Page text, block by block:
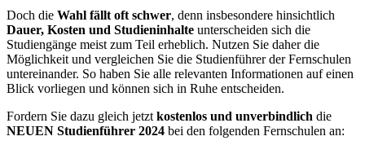
Doch die Wahl fällt oft schwer, denn insbesondere hinsichtlich
Dauer, Kosten und Studieninhalte unterscheiden sich die
Studiengänge meist zum Teil erheblich. Nutzen Sie daher die
Möglichkeit und vergleichen Sie die Studienführer der Fernschulen
untereinander. So haben Sie alle relevanten Informationen auf einen
Blick vorliegen und können sich in Ruhe entscheiden.
Fordern Sie dazu gleich jetzt kostenlos und unverbindlich die
NEUEN Studienführer 2024 bei den folgenden Fernschulen an: